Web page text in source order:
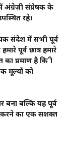
अंग्रेज़ी संप्रेषक के
रहे।
संदेश में सभी पूर्व
पूर्व छात्र हमारे
प्रमाण है कि श्री
मूल्यों को
बल्कि यह पूर्व
करने का एक सशक्त